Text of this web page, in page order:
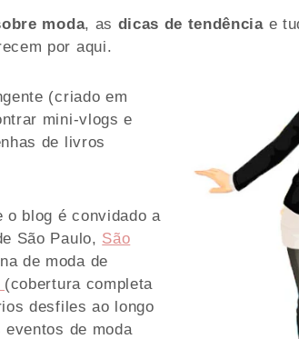
moda, as dicas de tendênciae
por aqui.
(criado em
mini-vlogs e
de livros
o blog é convidado a
São Paulo, São
de moda de
(cobertura completa
desfiles ao longo
de moda